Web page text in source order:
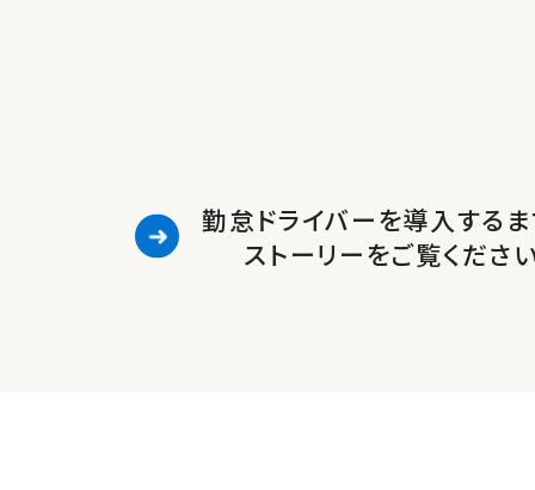
勤怠ドライバーを導入する
ストーリーをご覧くださ